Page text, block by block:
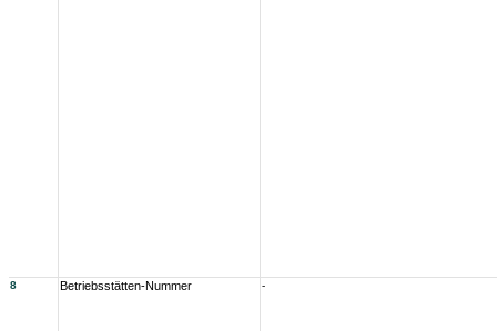
8 Betriebsstätten-Nummer -